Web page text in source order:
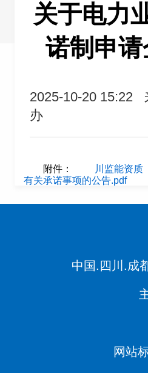
关于电力
诺制申
2025-10-20 15:22
办
附件：
川监能资质
有关承诺事项的公告.pdf
中国.四川.成
网站